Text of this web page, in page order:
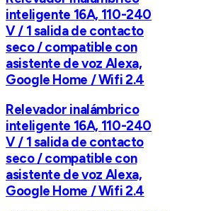
inteligente 16A, 110-240
V / 1 salida de contacto
seco / compatible con
asistente de voz Alexa,
Google Home / Wifi 2.4
Relevador inalámbrico
inteligente 16A, 110-240
V / 1 salida de contacto
seco / compatible con
asistente de voz Alexa,
Google Home / Wifi 2.4